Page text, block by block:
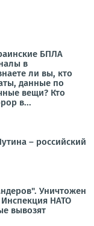
БПЛА
в
ли вы, кто
данные по
вещи? Кто
в...
– российский
Уничтожен
НАТО
вывозят